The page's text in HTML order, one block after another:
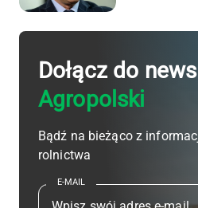
Dołącz do
Agropolski
Bądź na bieżąco z
rolnictwa
E-MAIL